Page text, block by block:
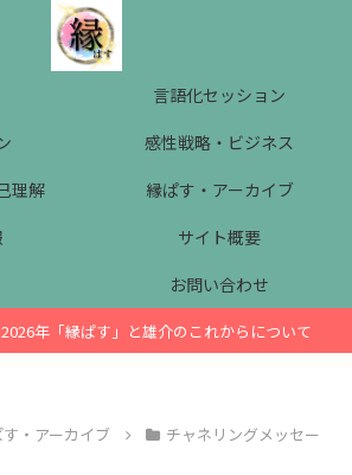
言語化セッション
感性戦略・ビジネス
理解
縁ぱす・アーカイブ
サイト概要
お問い合わせ
2026年「縁ぱす」と雄介のこれからについて
・アーカイブ
チャネリングメッセー